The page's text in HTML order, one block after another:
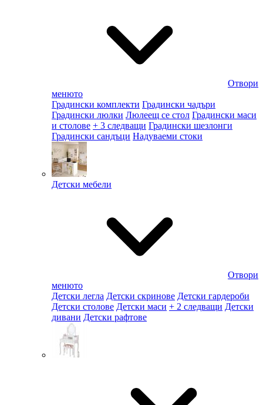
Отвори
менюто
Градински комплекти Градински чадъри
Градински люлки Люлеещ се стол Градински маси
и столове + 3 следващи Градински шезлонги
Градински сандъци Надуваеми стоки
Детски мебели
Отвори
менюто
Детски легла Детски скринове Детски гардероби
Детски столове Детски маси + 2 следващи Детски
дивани Детски рафтове